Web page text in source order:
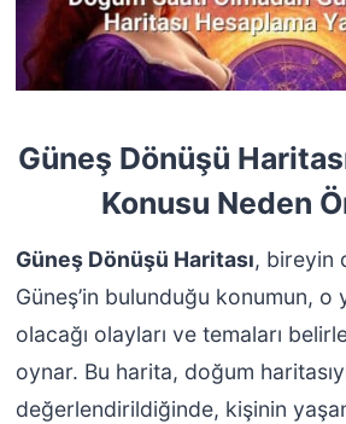
Güneş Dönüşü
Konusu Neden
Güneş Dönüşü Haritası, bireyin
Güneş’in bulunduğu konumun, o
olacağı olayları ve temaları
oynar. Bu harita, doğum
değerlendirildiğinde, kişinin